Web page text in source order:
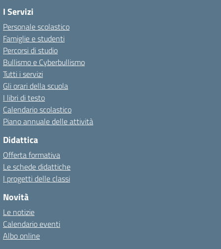
I Servizi
Personale scolastico
Famiglie e studenti
Percorsi di studio
Bullismo e Cyberbullismo
Tutti i servizi
Gli orari della scuola
I libri di testo
Calendario scolastico
Piano annuale delle attività
Didattica
Offerta formativa
Le schede didattiche
I progetti delle classi
Novità
Le notizie
Calendario eventi
Albo online